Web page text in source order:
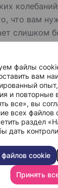
файлы
вам
и
все», вы
всех
раздел
дать
cookie
Принять
что вам
слишком
речь идет
кто
также
и нашего
были для
и душевного